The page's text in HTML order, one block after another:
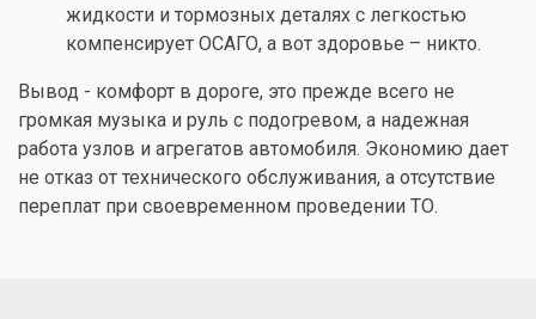
жидкости и тормозных деталях с легкостью
компенсирует ОСАГО, а вот здоровье – никто.
Вывод - комфорт в дороге, это прежде всего не
громкая музыка и руль с подогревом, а надежная
работа узлов и агрегатов автомобиля. Экономию дает
не отказ от технического обслуживания, а отсутствие
переплат при своевременном проведении ТО.